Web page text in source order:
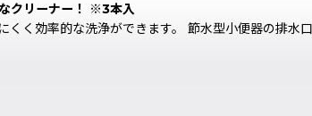
クリーナー！ ※3本入
く効率的な洗浄ができます。 節水型小便器の排